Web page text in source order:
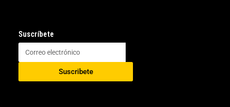
Suscríbete
Suscribete